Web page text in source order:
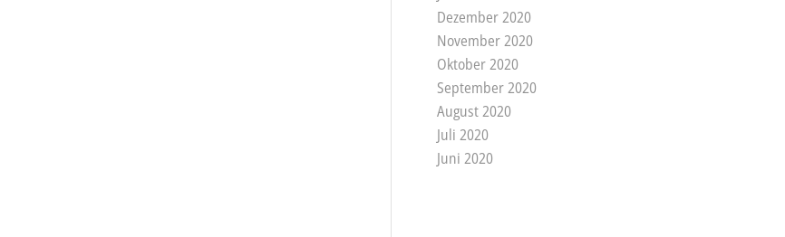
Dezember 2020
November 2020
Oktober 2020
September 2020
August 2020
Juli 2020
Juni 2020